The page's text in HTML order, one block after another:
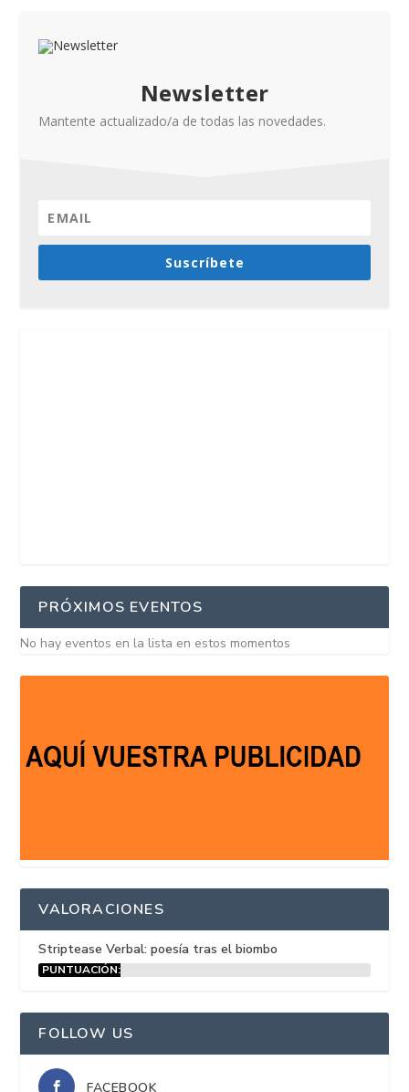
Newsletter
Mantente actualizado/a de todas las novedades.
Suscríbete
PRÓXIMOS EVENTOS
No hay eventos en la lista en estos momentos
VALORACIONES
Striptease Verbal: poesía tras el biombo
PUNTUACIÓN:
FOLLOW US
FACEBOOK